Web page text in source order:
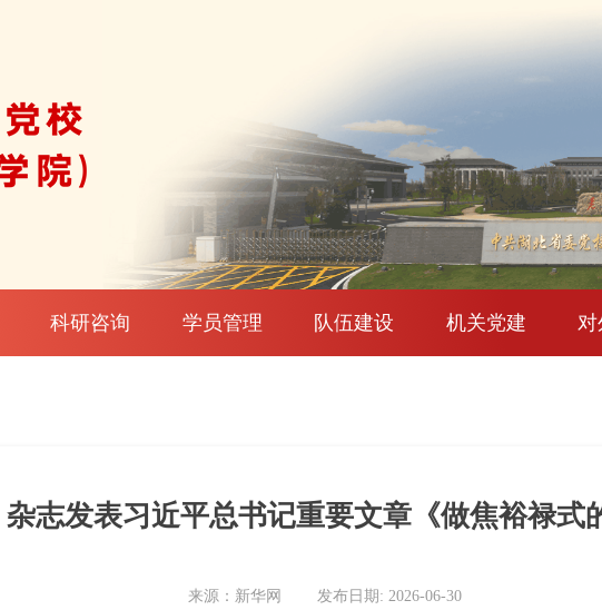
科研咨询 学员管理 队伍建设 机关党建 对
杂志发表习近平总书记重要文章《做焦裕禄式
来源：新华网 发布日期: 2026-06-30